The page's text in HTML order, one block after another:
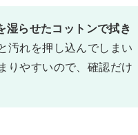
湿らせたコットンで拭き
汚れを押し込んでしまい
りやすいので、確認だけ